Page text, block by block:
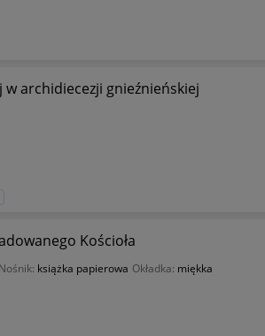
w archidiecezji gnieźnieńskiej
Kościoła
Nośnik: książka papierowa Okładka: miękka